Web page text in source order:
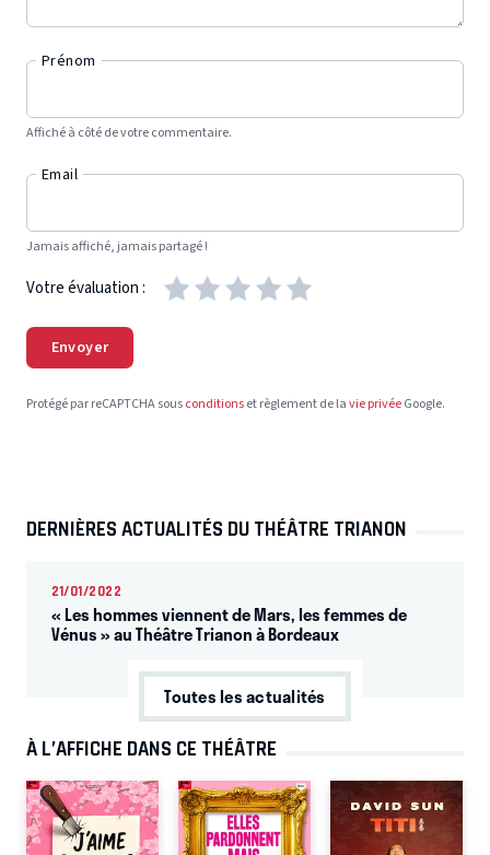
Prénom
Affiché à côté de votre commentaire.
Email
Jamais affiché, jamais partagé !
Votre évaluation :
Envoyer
Protégé par reCAPTCHA sousconditionset règlement de lavie privéeGoogle.
DERNIÈRES ACTUALITÉS DU THÉÂTRE TRIANON
21/01/2022
« Les hommes viennent de Mars, les femmes de
Vénus » au Théâtre Trianon à Bordeaux
Toutes les actualités
À L’AFFICHE DANS CE THÉÂTRE